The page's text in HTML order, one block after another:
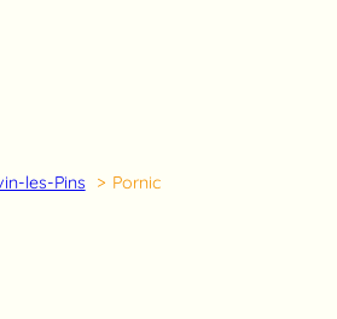
les-Pins Pornic